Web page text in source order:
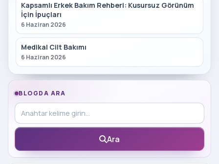
Kapsamlı Erkek Bakım Rehberi: Kusursuz Görünüm
İçin İpuçları
6 Haziran 2026
Medikal Cilt Bakımı
6 Haziran 2026
BLOGDA ARA
Blog içinde ara
Ara